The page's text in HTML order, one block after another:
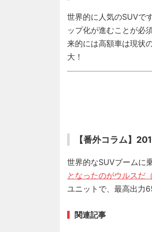
世界的に人気のSUVで
ップ化が進むことが必
来的には高額車は現状
大！
【番外コラム】
世界的なSUVブームに
となったのがウルスだ
ユニットで、最高出力
関連記事